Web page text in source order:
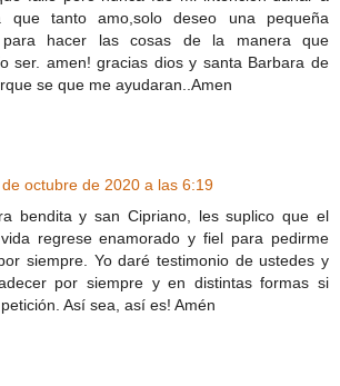
que tanto amo,solo deseo una pequeña
para hacer las cosas de la manera que
ser. amen! gracias dios y santa Barbara de
se que me ayudaran..Amen
de octubre de 2020 a las 6:19
bendita y san Cipriano, les suplico que el
regrese enamorado y fiel para pedirme
siempre. Yo daré testimonio de ustedes y
por siempre y en distintas formas si
Así sea, así es! Amén